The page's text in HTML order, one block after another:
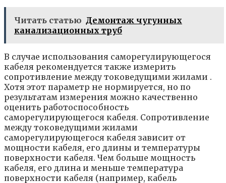
Читать статью Демонтаж чугунных
канализационных труб
В случае использования саморегулирующегося
кабеля рекомендуется также измерить
сопротивление между токоведущими жилами .
Хотя этот параметр не нормируется, но по
результатам измерения можно качественно
оценить работоспособность
саморегулирующегося кабеля. Сопротивление
между токоведущими жилами
саморегулирующегося кабеля зависит от
мощности кабеля, его длины и температуры
поверхности кабеля. Чем больше мощность
кабеля, его длина и меньше температура
поверхности кабеля (например, кабель